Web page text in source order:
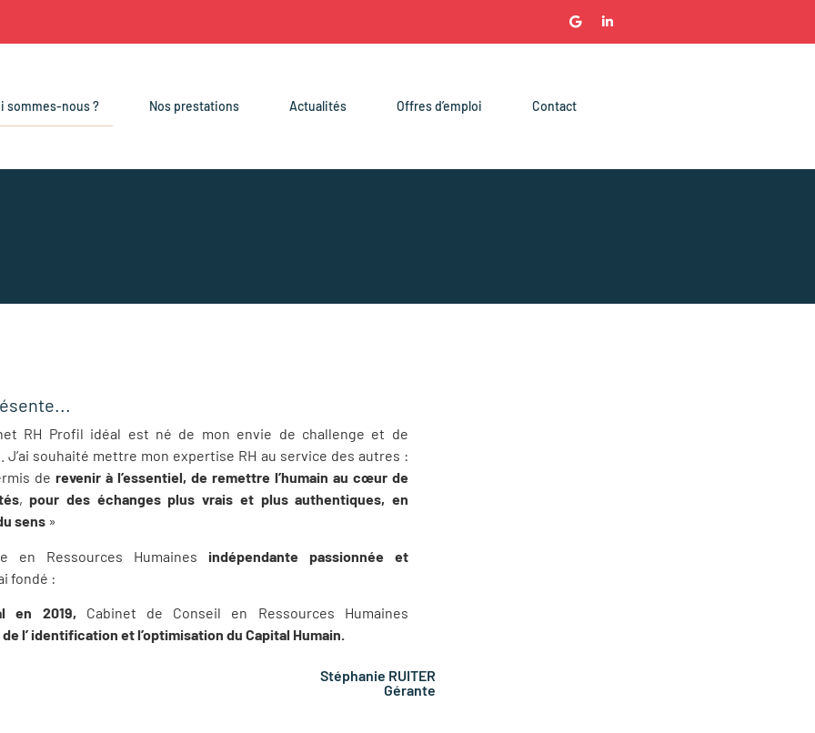
sommes-nous ? Nos prestations Actualités Offres d’emploi Contact
RH Profil idéal est né de mon envie de challenge et de
J’ai souhaité mettre mon expertise RH au service des autres :
de revenir à l’essentiel, de remettre l’humain au cœur de
, pour des échanges plus vrais et plus authentiques, en
sens »
en Ressources Humaines indépendante passionnée et
fondé :
en 2019, Cabinet de Conseil en Ressources Humaines
l’ identification et l’optimisation du Capital Humain.
Stéphanie RUITER
Gérante